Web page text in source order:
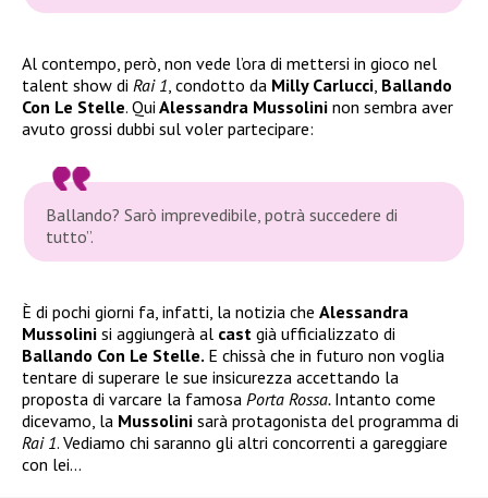
Al contempo, però, non vede l’ora di mettersi in gioco nel
talent show di Rai 1 , condotto da Milly Carlucci Ballando
Con Le Stelle. Qui Alessandra Mussolini non sembra aver
avuto grossi dubbi sul voler partecipare:
Ballando? Sarò imprevedibile, potrà succedere di
tutto”.
È di pochi giorni fa, infatti, la notizia che Alessandra
Mussolini si aggiungerà al cast già ufficializzato di
Ballando Con Le Stelle. E chissà che in futuro non voglia
tentare di superare le sue insicurezza accettando la
proposta di varcare la famosa Porta Rossa. Intanto come
dicevamo, la Mussolini sarà protagonista del programma di
Rai 1. Vediamo chi saranno gli altri concorrenti a gareggiare
con lei…